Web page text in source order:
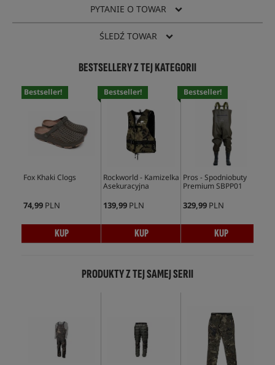
PYTANIE O TOWAR
ŚLEDŹ TOWAR
BESTSELLERY Z TEJ KATEGORII
Bestseller!
Fox Khaki Clogs
74,99 PLN
KUP
Bestseller!
Rockworld - Kamizelka
Asekuracyjna
139,99 PLN
KUP
Bestseller!
Pros - Spodniobuty
Premium SBPP01
329,99 PLN
KUP
PRODUKTY Z TEJ SAMEJ SERII